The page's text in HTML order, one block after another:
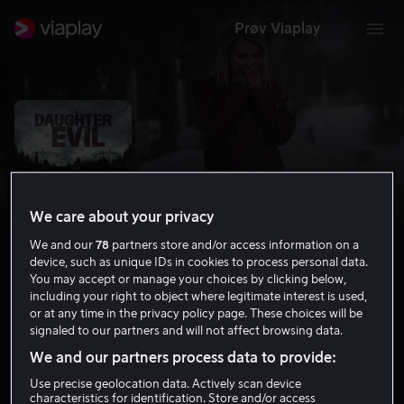
Prøv Viaplay
The Daughter of Evil
Thriller Grøsser 2015 1 t 30 min
15 år
We care about your privacy
We and our78 partners store and/or access information on a
device, such as unique IDs in cookies to process personal data.
You may accept or manage your choices by clicking below,
including your right to object where legitimate interest is used,
or at any time in the privacy policy page. These choices will be
signaled to our partners and will not affect browsing data.
We and our partners process data to provide:
Use precise geolocation data. Actively scan device
characteristics for identification. Store and/or access